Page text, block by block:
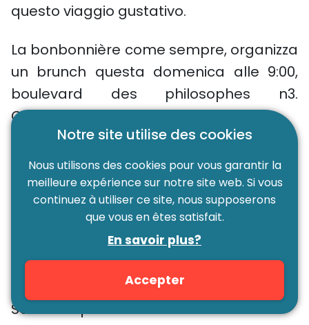
questo viaggio gustativo.
La bonbonnière come sempre, organizza
un brunch questa domenica alle 9:00,
boulevard des philosophes n3.
Congratulazioni agli alunni mattinieri.
danzante a Bonneville, questa domenica
alle 15:00, un concerto rock domenica
alle 18:00 ai Carroz d’Arache, con Allan
Fakeman alle 21:00 in Place de
l’ambiance (questo non si inventa) o a
Château Rouge ad Annemasse, con San
Severino questo sabato alle 20:30.
Notre site utilise des cookies
Nous utilisons des cookies pour vous garantir la
meilleure expérience sur notre site web. Si vous
continuez à utiliser ce site, nous supposerons
que vous en êtes satisfait.
En savoir plus?
Accepter